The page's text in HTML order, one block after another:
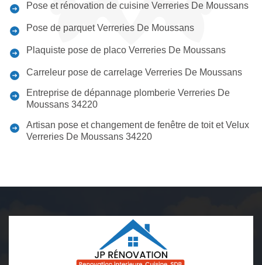
Pose et rénovation de cuisine Verreries De Moussans
Pose de parquet Verreries De Moussans
Plaquiste pose de placo Verreries De Moussans
Carreleur pose de carrelage Verreries De Moussans
Entreprise de dépannage plomberie Verreries De
Moussans 34220
Artisan pose et changement de fenêtre de toit et Velux
Verreries De Moussans 34220